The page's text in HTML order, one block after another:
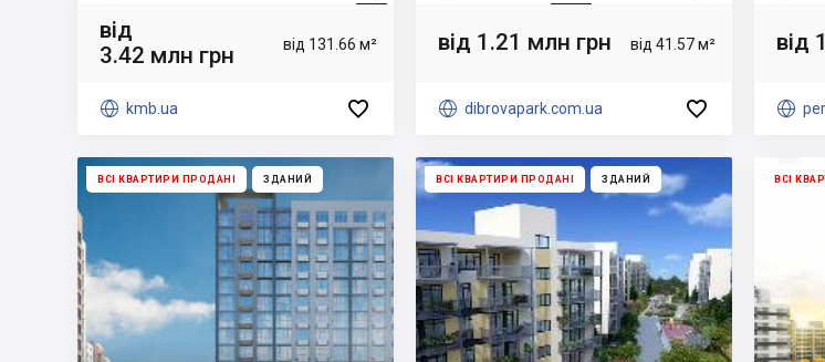
від 131.66 м²
від
3.42 млн грн
 kmb.ua 
від 41.57 м²
від 1.21 млн грн
 dibrovapark.com.ua 
від

ВСІ КВАРТИРИ ПРОДАНІ ЗДАНИЙ ВСІ КВАРТИРИ ПРОДАНІ ЗДАНИЙ ВСІ